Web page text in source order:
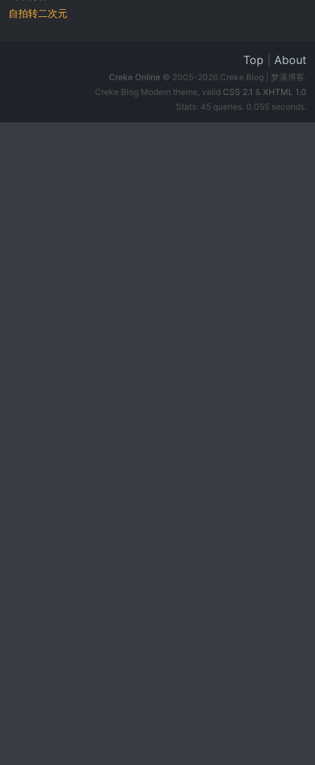
自拍转二次元
Top About
Creke Online © 2005-2026 Creke Blog | 梦溪博客.
Creke Blog Modern theme, valid CSS 2.1 & XHTML 1.0
Stats: 45 queries. 0.055 seconds.